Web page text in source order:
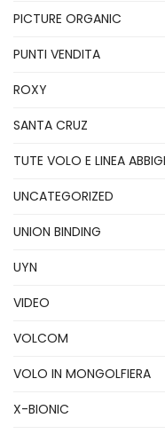
PICTURE ORGANIC
PUNTI VENDITA
ROXY
SANTA CRUZ
TUTE VOLO E LINEA
UNCATEGORIZED
UNION BINDING
UYN
VIDEO
VOLCOM
VOLO IN MONGOLFIERA
X-BIONIC